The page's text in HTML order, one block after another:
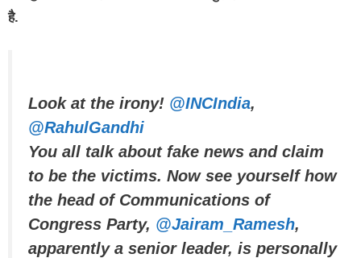
है.
Look at the irony! @INCIndia,
@RahulGandhi
You all talk about fake news and claim
to be the victims. Now see yourself how
the head of Communications of
Congress Party, @Jairam_Ramesh,
apparently a senior leader, is personally